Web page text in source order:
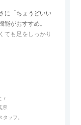
に「ちょうどいい
がおすすめ。
ても足をしっかり
スできるのが嬉し
セントの場所を気
じました。
県
ッフ。